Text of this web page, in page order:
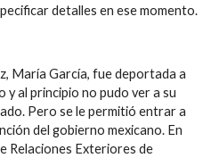
detalles en ese momento.
María García, fue deportada a
y al principio no pudo ver a su
Pero se le permitió entrar a
del gobierno mexicano. En
Relaciones Exteriores de